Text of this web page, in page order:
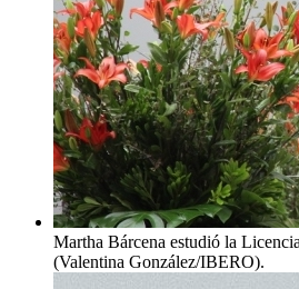
Martha Bárcena estudió la
(Valentina González/IBERO).